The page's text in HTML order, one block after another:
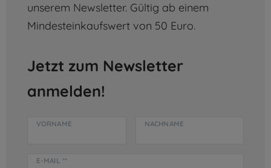
unserem Newsletter. Gültig ab einem
Mindesteinkaufswert von 50 Euro.
Jetzt zum Newsletter
anmelden!
VORNAME NACHNAME
E-MAIL **